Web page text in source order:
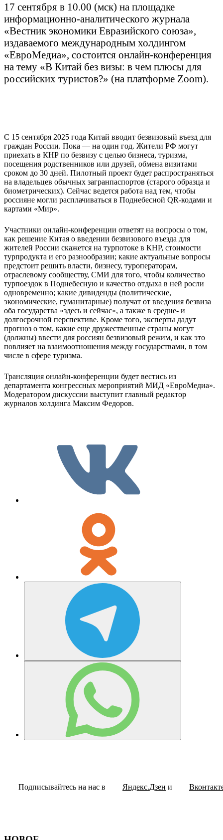
17 сентября в 10.00 (мск) на площадке
информационно-аналитического журнала
«Вестник экономики Евразийского союза»,
издаваемого международным холдингом
«ЕвроМедиа», состоится онлайн-конференция
на тему «В Китай без визы: в чем плюсы для
российских туристов?» (на платформе Zoom).
С 15 сентября 2025 года Китай вводит безвизовый въезд для
граждан России. Пока — на один год. Жители РФ могут
приехать в КНР по безвизу с целью бизнеса, туризма,
посещения родственников или друзей, обмена визитами
сроком до 30 дней. Пилотный проект будет распространяться
на владельцев обычных загранпаспортов (старого образца и
биометрических). Сейчас ведется работа над тем, чтобы
россияне могли расплачиваться в Поднебесной QR-кодами и
картами «Мир».
Участники онлайн-конференции ответят на вопросы о том,
как решение Китая о введении безвизового въезда для
жителей России скажется на турпотоке в КНР, стоимости
турпродукта и его разнообразии; какие актуальные вопросы
предстоит решить власти, бизнесу, туроператорам,
отраслевому сообществу, СМИ для того, чтобы количество
турпоездок в Поднебесную и качество отдыха в ней росли
одновременно; какие дивиденды (политические,
экономические, гуманитарные) получат от введения безвиза
оба государства «здесь и сейчас», а также в средне- и
долгосрочной перспективе. Кроме того, эксперты дадут
прогноз о том, какие еще дружественные страны могут
(должны) ввести для россиян безвизовый режим, и как это
повлияет на взаимоотношения между государствами, в том
числе в сфере туризма.
Трансляция онлайн-конференции будет вестись из
департамента конгрессных мероприятий МИД «ЕвроМедиа».
Модератором дискуссии выступит главный редактор
журналов холдинга Максим Федоров.
Подписывайтесь на нас в Яндекс.Дзен и